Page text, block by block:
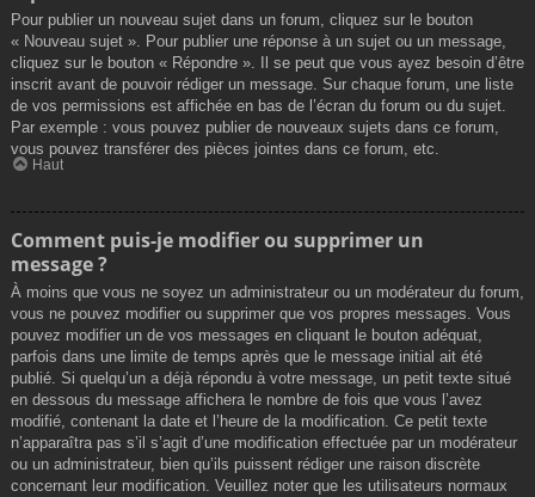
Pour publier un nouveau sujet dans un forum, cliquez sur le bouton
« Nouveau sujet ». Pour publier une réponse à un sujet ou un message,
cliquez sur le bouton « Répondre ». Il se peut que vous ayez besoin d’être
inscrit avant de pouvoir rédiger un message. Sur chaque forum, une liste
de vos permissions est affichée en bas de l’écran du forum ou du sujet.
Par exemple : vous pouvez publier de nouveaux sujets dans ce forum,
vous pouvez transférer des pièces jointes dans ce forum, etc.
Haut
Comment puis-je modifier ou supprimer un
message ?
À moins que vous ne soyez un administrateur ou un modérateur du forum,
vous ne pouvez modifier ou supprimer que vos propres messages. Vous
pouvez modifier un de vos messages en cliquant le bouton adéquat,
parfois dans une limite de temps après que le message initial ait été
publié. Si quelqu’un a déjà répondu à votre message, un petit texte situé
en dessous du message affichera le nombre de fois que vous l’avez
modifié, contenant la date et l’heure de la modification. Ce petit texte
n’apparaîtra pas s’il s’agit d’une modification effectuée par un modérateur
ou un administrateur, bien qu’ils puissent rédiger une raison discrète
concernant leur modification. Veuillez noter que les utilisateurs normaux